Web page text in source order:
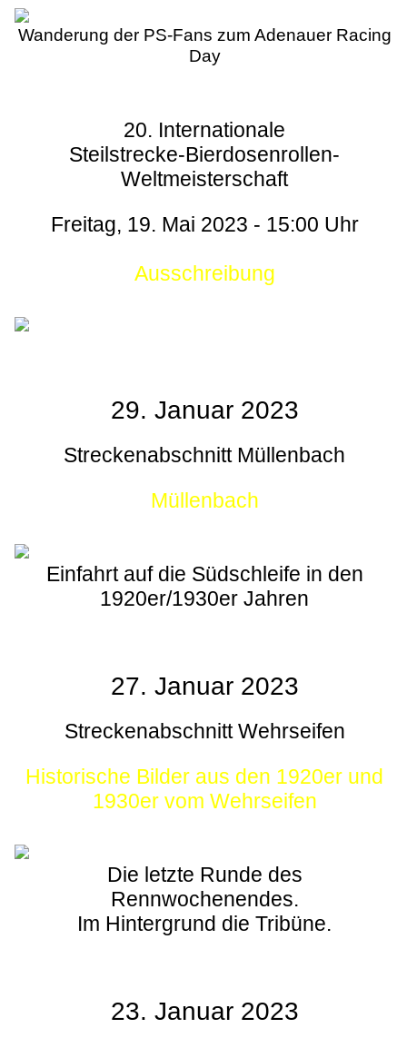
Wanderung der PS-Fans zum Adenauer Racing
Day
20. Internationale
Steilstrecke-Bierdosenrollen-
Weltmeisterschaft
Freitag, 19. Mai 2023 - 15:00 Uhr
Ausschreibung
29. Januar 2023
Streckenabschnitt Müllenbach
Müllenbach
Einfahrt auf die Südschleife in den
1920er/1930er Jahren
27. Januar 2023
Streckenabschnitt Wehrseifen
Historische Bilder aus den 1920er und
1930er vom Wehrseifen
Die letzte Runde des
Rennwochenendes.
Im Hintergrund die Tribüne.
23. Januar 2023